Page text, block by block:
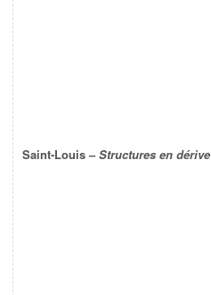
Saint-Louis –Structures en dérive